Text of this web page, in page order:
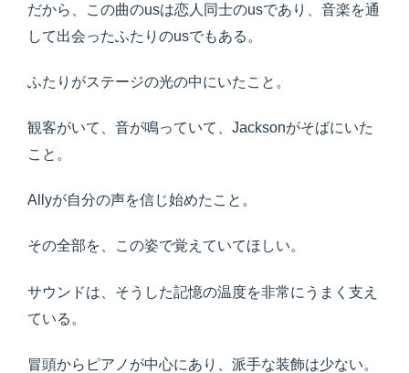
だから、この曲のusは恋人同士のusであり、音楽を通
して出会ったふたりのusでもある。
ふたりがステージの光の中にいたこと。
観客がいて、音が鳴っていて、Jacksonがそばにいた
こと。
Allyが自分の声を信じ始めたこと。
その全部を、この姿で覚えていてほしい。
サウンドは、そうした記憶の温度を非常にうまく支え
ている。
冒頭からピアノが中心にあり、派手な装飾は少ない。